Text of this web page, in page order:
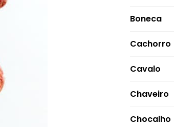
Boneca
Cachorro
Cavalo
Chaveiro
Chocalho